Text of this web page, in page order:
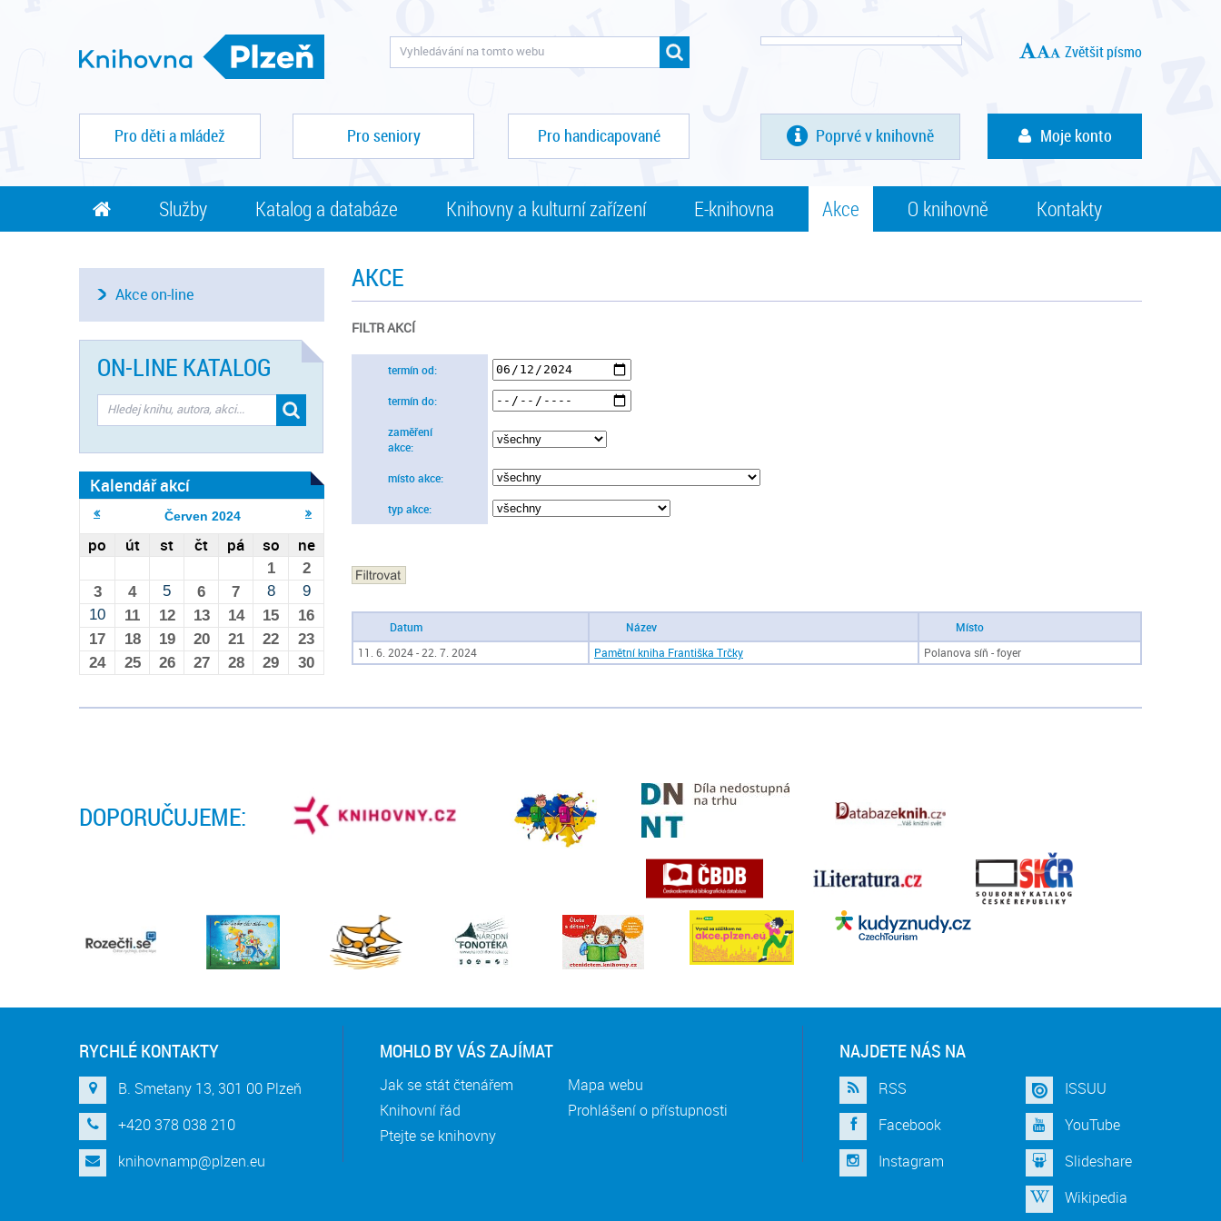
Zvětšit písmo
Pro děti a mládež Pro seniory Pro handicapované Poprvé v knihovně Moje konto
Služby Katalog a databáze Knihovny a kulturní zařízení E-knihovna Akce O knihovně Kontakty
AKCE
FILTR AKCÍ
termín od:
termín do:
zaměření
akce:
místo akce:
typ akce:
Datum Název
Místo
11. 6. 2024 - 22. 7. 2024
Pamětní kniha Františka Trčky Polanova síň - foyer
Akce on-line
ON-LINE KATALOG
Kalendář akcí
Červen 2024
po út st čt pá so ne
1
2
3
4 5 6 7 8
9
10
11 12 13 14 15
16
17
18 19 20 21 22
23
24
25 26 27 28 29 30
DOPORUČUJEME:
RYCHLÉ KONTAKTY
B. Smetany 13, 301 00 Plzeň
+420 378 038 210
knihovnamp@plzen.eu
MOHLO BY VÁS ZAJÍMAT
Jak se stát čtenářem
Knihovní řád
Ptejte se knihovny
Mapa webu
Prohlášení o přístupnosti
NAJDETE NÁS NA
RSS
Facebook
Instagram
ISSUU
YouTube
Slideshare
Wikipedia